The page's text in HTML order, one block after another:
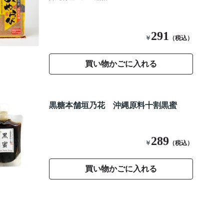
￥ 291 （税込）
買い物かごに入れる
黒糖本舗垣乃花 沖縄原料十割黒蜜
￥ 289 （税込）
買い物かごに入れる